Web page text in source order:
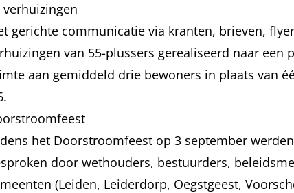
verhuizingen
gerichte communicatie via kranten, brieven,
van 55-plussers gerealiseerd naar
aan gemiddeld drie bewoners in plaats van
het Doorstroomfeest op 3 september
door wethouders, bestuurders,
(Leiden, Leiderdorp, Oegstgeest,